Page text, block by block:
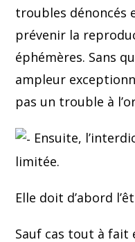
troubles dénoncés
prévenir la
éphémères. Sans
ampleur
pas un trouble à
Ensuite,
limitée.
Elle doit d’abord
Sauf cas tout à fait